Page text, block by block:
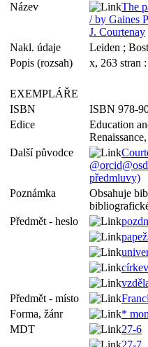
Název
The
/ by Gaines
J. Courtenay
Nakl. údaje
Leiden ;
Popis (rozsah)
x, 263 stran
EXEMPLÁŘE
ISBN
ISBN 978-
Edice
Education
Další původce
předmluvy)
Poznámka
Obsahuje
Předmět - heslo
Předmět - místo
Forma, žánr
*
MDT
27-6
27-7